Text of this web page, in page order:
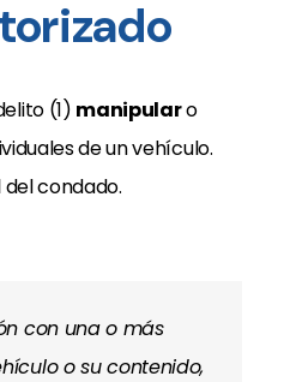
(1) manipularo
de un vehículo.
condado.
con una o más
o su contenido,